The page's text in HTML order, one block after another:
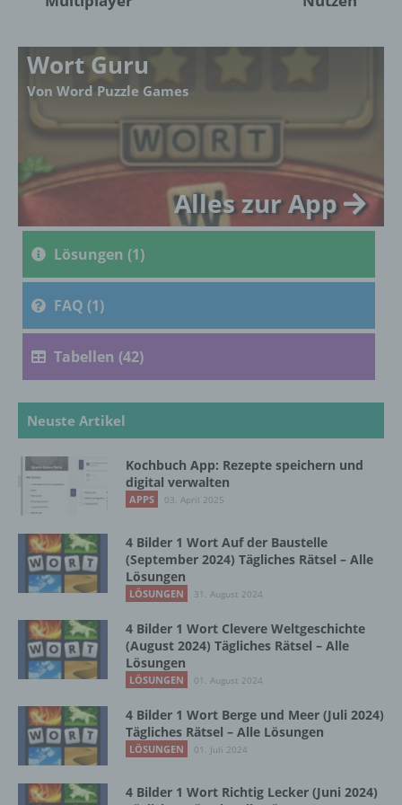
Wort Guru
Von Word Puzzle Games
Alles zur App
Lösungen (1)
FAQ (1)
Tabellen (42)
Neuste Artikel
Kochbuch App: Rezepte speichern und
digital verwalten
APPS 03. April 2025
4 Bilder 1 Wort Auf der Baustelle
(September 2024) Tägliches Rätsel – Alle
Lösungen
LÖSUNGEN 31. August 2024
4 Bilder 1 Wort Clevere Weltgeschichte
(August 2024) Tägliches Rätsel – Alle
Lösungen
LÖSUNGEN 01. August 2024
4 Bilder 1 Wort Berge und Meer (Juli 2024)
Tägliches Rätsel – Alle Lösungen
LÖSUNGEN 01. Juli 2024
4 Bilder 1 Wort Richtig Lecker (Juni 2024)
Bereitstellung, den Abgleich oder die
Verknüpfung, die Einschränkung, das
Löschen oder die Vernichtung.
d) Einschränkung der Verarbeitung
Einschränkung der Verarbeitung ist die
Markierung gespeicherter
personenbezogener Daten mit dem Ziel, ihre
künftige Verarbeitung einzuschränken.
e) Profiling
Profiling ist jede Art der automatisierten
Verarbeitung personenbezogener Daten, die
personenbezogenen Daten verwendet
werden, um bestimmte persönliche Aspekte,
die sich auf eine natürliche Person beziehen,
zu bewerten, insbesondere, um Aspekte
bezüglich Arbeitsleistung, wirtschaftlicher
Lage, Gesundheit, persönlicher Vorlieben,
Interessen, Zuverlässigkeit, Verhalten,
natürlichen Person zu analysieren oder
vorherzusagen.
f) Pseudonymisierung
Pseudonymisierung ist die Verarbeitung
personenbezogener Daten in einer Weise,
auf welche die personenbezogenen Daten
ohne Hinzuziehung zusätzlicher
Informationen nicht mehr einer spezifischen
betroffenen Person zugeordnet werden
Informationen gesondert aufbewahrt werden